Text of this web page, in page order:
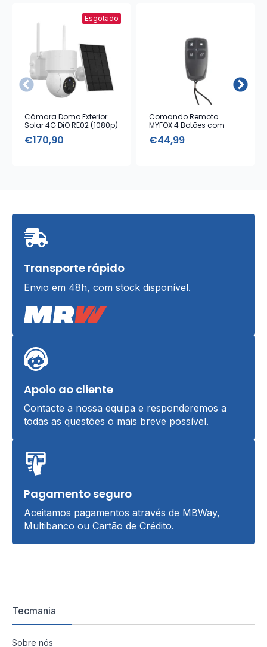
Esgotado
Câmara Domo Exterior
Solar 4G DiO RE02 (1080p)
€170,90
Comando Remoto
MYFOX 4 Botões com
€44,99
Transporte rápido
Envio em 48h, com stock disponível.
Apoio ao cliente
Contacte a nossa equipa e responderemos a
todas as questões o mais breve possível.
Pagamento seguro
Aceitamos pagamentos através de MBWay,
Multibanco ou Cartão de Crédito.
Tecmania
Sobre nós